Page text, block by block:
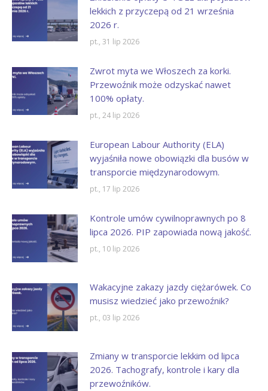
lekkich z przyczepą od 21 września
2026 r.
pt., 31 lip 2026
Zwrot myta we Włoszech za korki.
Przewoźnik może odzyskać nawet
100% opłaty.
pt., 24 lip 2026
European Labour Authority (ELA)
wyjaśniła nowe obowiązki dla busów w
transporcie międzynarodowym.
pt., 17 lip 2026
Kontrole umów cywilnoprawnych po 8
lipca 2026. PIP zapowiada nową jakość.
pt., 10 lip 2026
Wakacyjne zakazy jazdy ciężarówek. Co
musisz wiedzieć jako przewoźnik?
pt., 03 lip 2026
Zmiany w transporcie lekkim od lipca
2026. Tachografy, kontrole i kary dla
przewoźników.